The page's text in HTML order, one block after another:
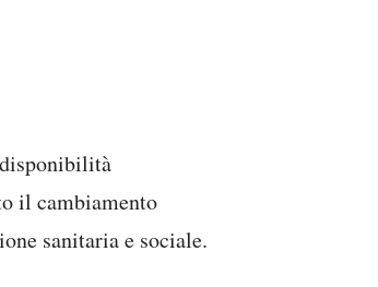
il cambiamento
sanitaria e sociale.